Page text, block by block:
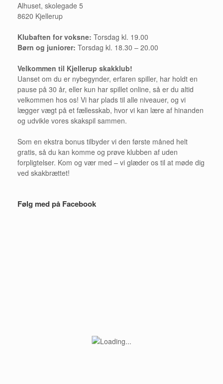
Alhuset, skolegade 5
8620 Kjellerup
Klubaften for voksne: Torsdag kl. 19.00
Børn og juniorer: Torsdag kl. 18.30 – 20.00
Velkommen til Kjellerup skakklub!
Uanset om du er nybegynder, erfaren spiller, har holdt en
pause på 30 år, eller kun har spillet online, så er du altid
velkommen hos os! Vi har plads til alle niveauer, og vi
lægger vægt på et fællesskab, hvor vi kan lære af hinanden
og udvikle vores skakspil sammen.
Som en ekstra bonus tilbyder vi den første måned helt
gratis, så du kan komme og prøve klubben af uden
forpligtelser. Kom og vær med – vi glæder os til at møde dig
ved skakbrættet!
Følg med på Facebook